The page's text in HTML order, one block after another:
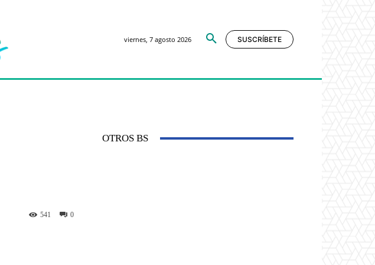
viernes, 7 agosto 2026 SUSCRÍBETE
0
541
OTROS BS